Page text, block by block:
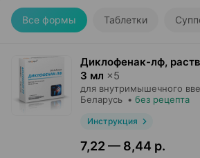
Все формы Таблетки
Диклофенак-лф,
3 мл ×5
для внутримышечного
Беларусь • без рецепта
Инструкция
7,22 — 8,44 р.